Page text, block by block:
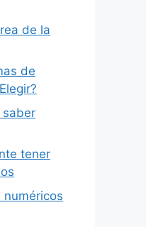
de la
de
saber
tener
numéricos